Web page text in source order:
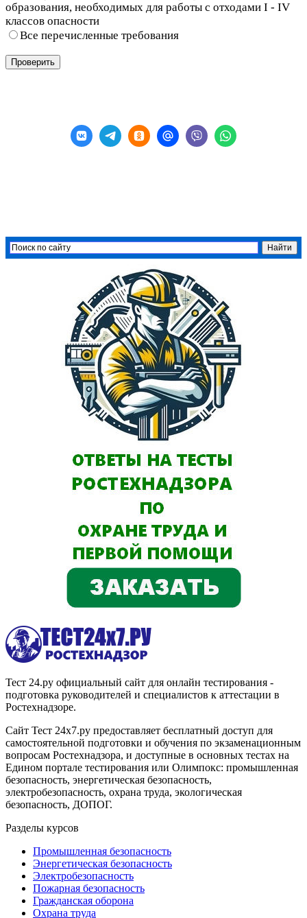
образования, необходимых для работы с отходами I - IV
классов опасности
Все перечисленные требования
Тест 24.ру официальный сайт для онлайн тестирования -
подготовка руководителей и специалистов к аттестации в
Ростехнадзоре.
Сайт Тест 24х7.ру предоставляет бесплатный доступ для
самостоятельной подготовки и обучения по экзаменационным
вопросам Ростехнадзора, и доступные в основных тестах на
Едином портале тестирования или Олимпокс: промышленная
безопасность, энергетическая безопасность,
электробезопасность, охрана труда, экологическая
безопасность, ДОПОГ.
Разделы курсов
Промышленная безопасность
Энергетическая безопасность
Электробезопасность
Пожарная безопасность
Гражданская оборона
Охрана труда